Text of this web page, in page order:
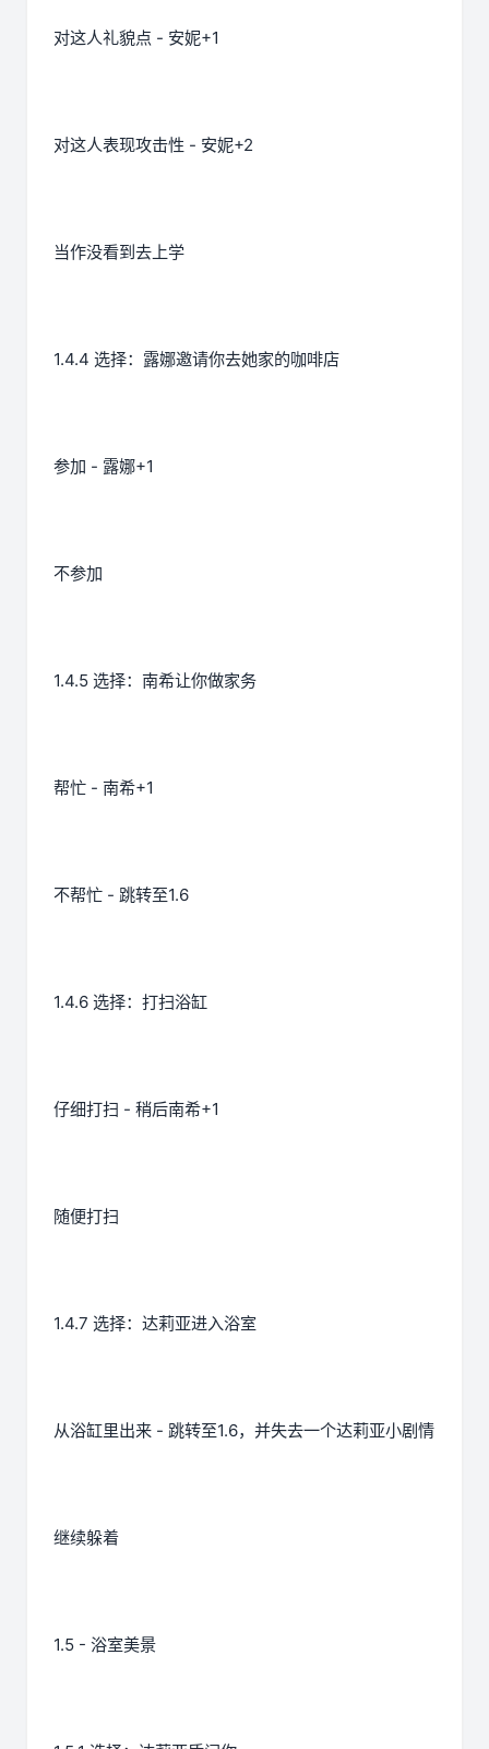
对这人礼貌点 - 安妮+1
对这人表现攻击性 - 安妮+2
当作没看到去上学
1.4.4 选择：露娜邀请你去她家的咖啡店
参加 - 露娜+1
不参加
1.4.5 选择：南希让你做家务
帮忙 - 南希+1
不帮忙 - 跳转至1.6
1.4.6 选择：打扫浴缸
仔细打扫 - 稍后南希+1
随便打扫
1.4.7 选择：达莉亚进入浴室
从浴缸里出来 - 跳转至1.6，并失去一个达莉亚小剧情
继续躲着
1.5 - 浴室美景